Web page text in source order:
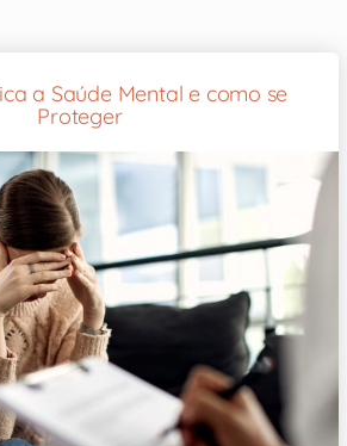
a Saúde Mental e como se
Proteger